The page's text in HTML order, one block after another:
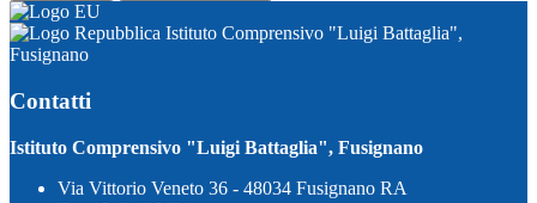
Istituto Comprensivo "Luigi Battaglia",
Fusignano
Contatti
Istituto Comprensivo "Luigi Battaglia", Fusignano
Via Vittorio Veneto 36 - 48034 Fusignano RA